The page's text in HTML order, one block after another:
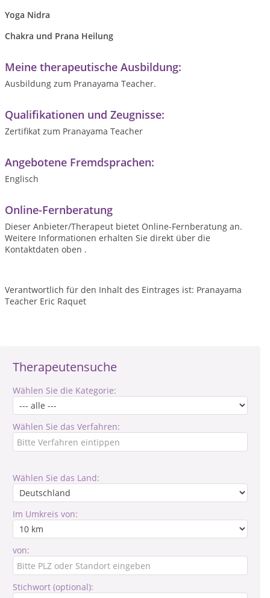
Therapeutensuche
Wählen Sie die Kategorie:
Wählen Sie das Verfahren:
Wählen Sie das Land:
Im Umkreis von:
von:
Stichwort (optional):
Yoga Nidra
Chakra und Prana Heilung
Meine therapeutische Ausbildung:
Ausbildung zum Pranayama Teacher.
Qualifikationen und Zeugnisse:
Zertifikat zum Pranayama Teacher
Angebotene Fremdsprachen:
Englisch
Online-Fernberatung
Dieser Anbieter/Therapeut bietet Online-Fernberatung an.
Weitere Informationen erhalten Sie direkt über die
Kontaktdaten oben .
Verantwortlich für den Inhalt des Eintrages ist: Pranayama
Teacher Eric Raquet